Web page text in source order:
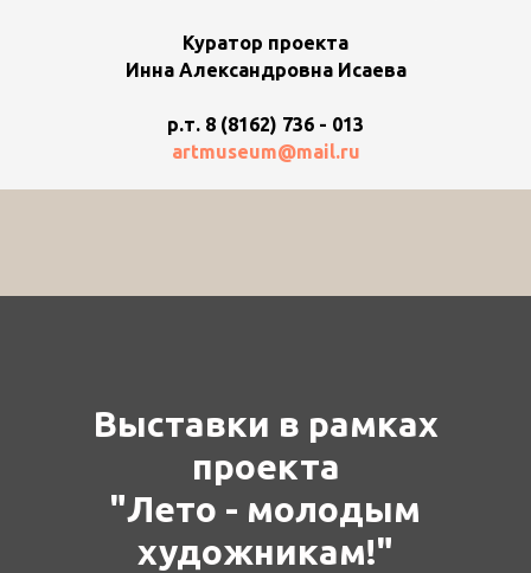
Куратор проекта
Инна Александровна Исаева
р.т. 8 (8162) 736 - 013
artmuseum@mail.ru
Выставки в рамках
проекта
"Лето - молодым
художникам!"